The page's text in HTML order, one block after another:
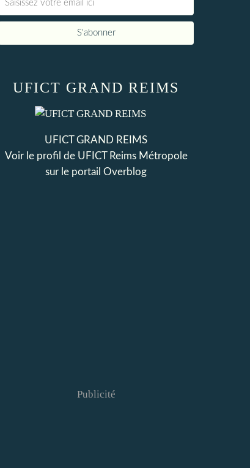
UFICT GRAND REIMS
UFICT GRAND REIMS
Voir le profil de UFICT Reims Métropole
sur le portail Overblog
Publicité